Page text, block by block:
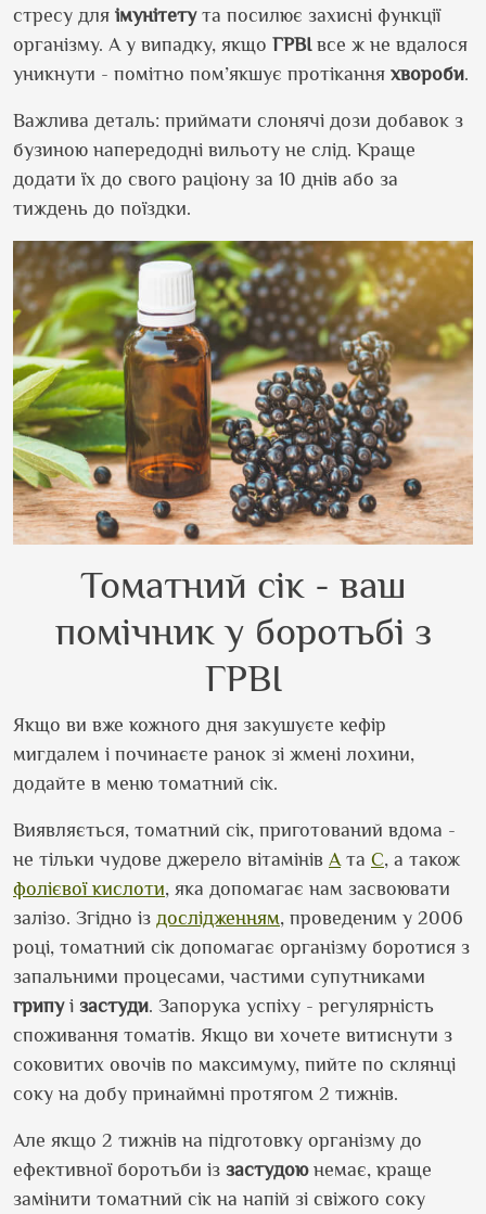
стресу для імунітетута посилює захисні функції
організму. А у випадку, якщо ГРВІвсе ж не вдалося
уникнути - помітно пом’якшує протікання хвороби.
Важлива деталь: приймати слонячі дози добавок з
бузиною напередодні вильоту не слід. Краще
додати їх до свого раціону за 10 днів або за
тиждень до поїздки.
Томатний сік - ваш
помічник у боротьбі з
ГРВІ
Якщо ви вже кожного дня закушуєте кефір
мигдалем і починаєте ранок зі жмені лохини,
додайте в меню томатний сік.
Виявляється, томатний сік, приготований вдома -
не тільки чудове джерело вітамінів Ата С, а також
фолієвої кислоти, яка допомагає нам засвоювати
залізо. Згідно із дослідженням, проведеним у 2006
році, томатний сік допомагає організму боротися з
запальними процесами, частими супутниками
грипуі застуди. Запорука успіху - регулярність
споживання томатів. Якщо ви хочете витиснути з
соковитих овочів по максимуму, пийте по склянці
соку на добу принаймні протягом 2 тижнів.
Але якщо 2 тижнів на підготовку організму до
ефективної боротьби із застудоюнемає, краще
замінити томатний сік на напій зі свіжого соку